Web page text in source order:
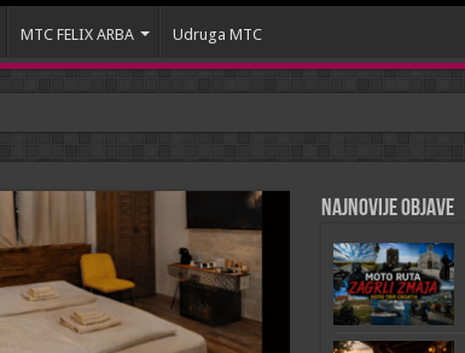
MTC FELIX ARBA Udruga MTC
Najnovije objave